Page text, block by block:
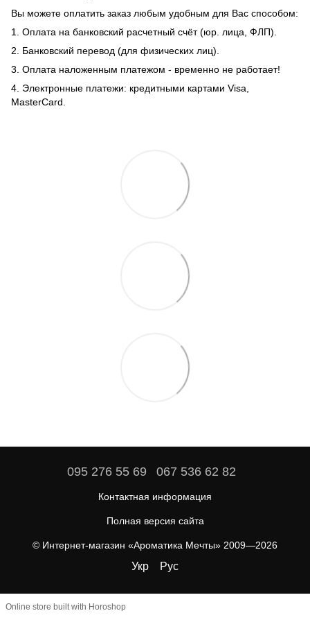
Вы можете оплатить заказ любым удобным для Вас способом:
1. Оплата на банковский расчетный счёт (юр. лица, ФЛП).
2. Банковский перевод (для физических лиц).
3. Оплата наложенным платежом - временно не работает!
4. Электронные платежи: кредитными картами Visa,
MasterCard.
095 276 55 69 067 536 62 82
Контактная информация
Полная версия сайта
© Интернет-магазин «Ароматика Мечты» 2009—2026
Укр Рус
Online store built with Horoshop